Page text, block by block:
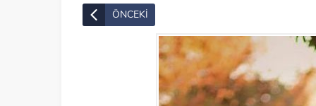
ÖNCEKİ